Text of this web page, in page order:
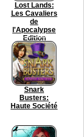
Lost Lands:
Les Cavaliers
de
l'Apocalypse
Edition
Collector
Snark
Busters:
Haute Société